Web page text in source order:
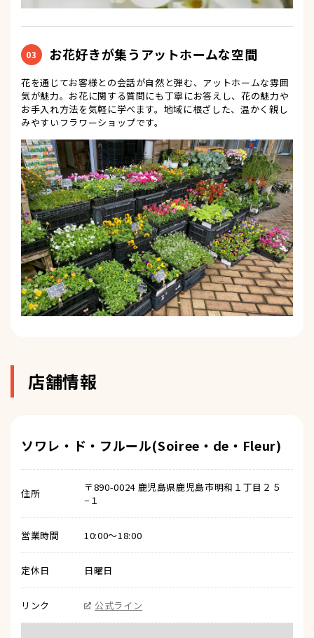
03 お花好きが集うアットホームな空間
花を通じてお客様との会話が自然と弾む、アットホームな雰囲
気が魅力。お花に関する質問にも丁寧にお答えし、花の魅力や
お手入れ方法を気軽に学べます。地域に根ざした、温かく親し
みやすいフラワーショップです。
店舗情報
ソワレ・ド・フルール(Soiree・de・Fleur)
住所
〒890-0024 鹿児島県鹿児島市明和１丁目２５
−１
営業時間 10:00～18:00
定休日 日曜日
リンク 公式ライン